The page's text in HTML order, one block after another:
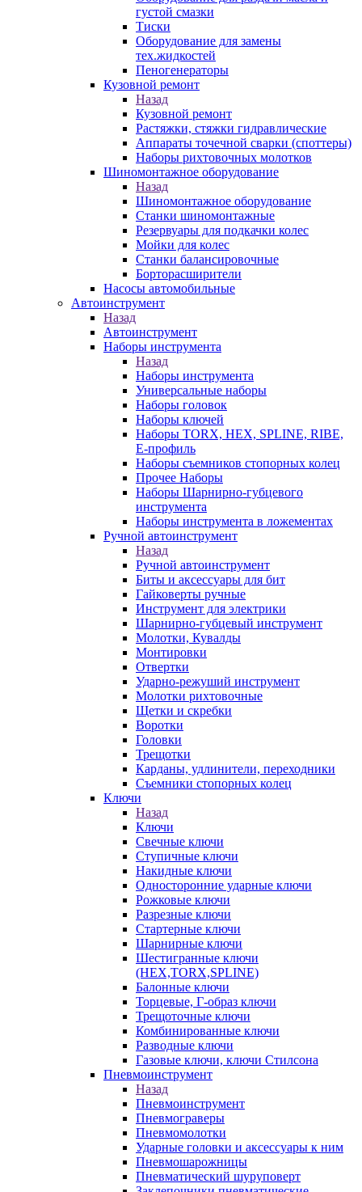
густой смазки
Тиски
Оборудование для замены
тех.жидкостей
Пеногенераторы
Кузовной ремонт
Назад
Кузовной ремонт
Растяжки, стяжки гидравлические
Аппараты точечной сварки (споттеры)
Наборы рихтовочных молотков
Шиномонтажное оборудование
Назад
Шиномонтажное оборудование
Станки шиномонтажные
Резервуары для подкачки колес
Мойки для колес
Станки балансировочные
Борторасширители
Насосы автомобильные
Автоинструмент
Назад
Автоинструмент
Наборы инструмента
Назад
Наборы инструмента
Универсальные наборы
Наборы головок
Наборы ключей
Наборы TORX, HEX, SPLINE, RIBE,
E-профиль
Наборы съемников стопорных колец
Прочее Наборы
Наборы Шарнирно-губцевого
инструмента
Наборы инструмента в ложементах
Ручной автоинструмент
Назад
Ручной автоинструмент
Биты и аксессуары для бит
Гайковерты ручные
Инструмент для электрики
Шарнирно-губцевый инструмент
Молотки, Кувалды
Монтировки
Отвертки
Ударно-режуший инструмент
Молотки рихтовочные
Щетки и скребки
Воротки
Головки
Трещотки
Карданы, удлинители, переходники
Съемники стопорных колец
Ключи
Назад
Ключи
Свечные ключи
Ступичные ключи
Накидные ключи
Односторонние ударные ключи
Рожковые ключи
Разрезные ключи
Стартерные ключи
Шарнирные ключи
Шестигранные ключи
(HEX,TORX,SPLINE)
Балонные ключи
Торцевые, Г-образ ключи
Трещоточные ключи
Комбинированные ключи
Разводные ключи
Газовые ключи, ключи Стилсона
Пневмоинструмент
Назад
Пневмоинструмент
Пневмограверы
Пневмомолотки
Ударные головки и аксессуары к ним
Пневмошарожницы
Пневматический шуруповерт